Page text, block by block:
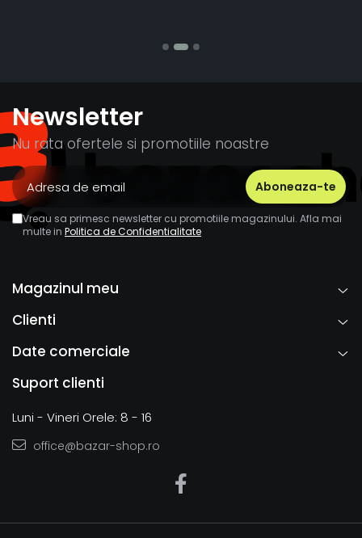
Newsletter
Nu rata ofertele si promotiile noastre
Vreau sa primesc newsletter cu promotiile magazinului. Afla mai
multe in Politica de Confidentialitate
Magazinul meu
Clienti
Date comerciale
Suport clienti
Luni - Vineri Orele: 8 - 16
office@bazar-shop.ro